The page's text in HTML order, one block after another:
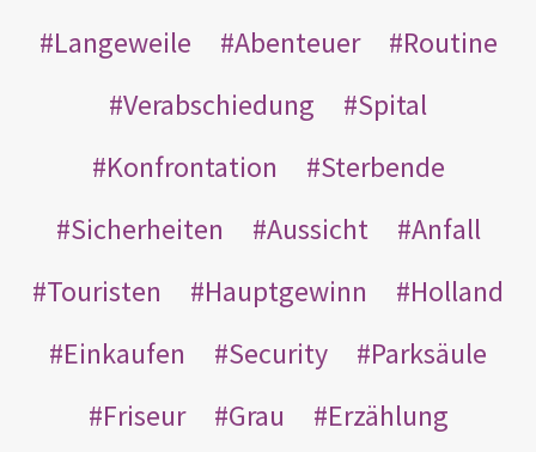
Langeweile
Abenteuer
Routine
Verabschiedung
Spital
Konfrontation
Sterbende
Sicherheiten
Aussicht
Anfall
Touristen
Hauptgewinn
Holland
Einkaufen
Security
Parksäule
Friseur
Grau
Erzählung